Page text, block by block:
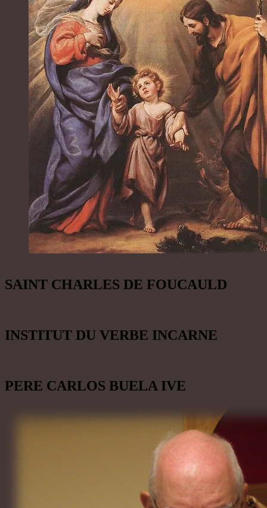
SAINT CHARLES DE FOUCAULD
INSTITUT DU VERBE INCARNE
PERE CARLOS BUELA IVE